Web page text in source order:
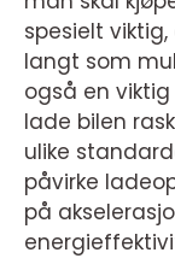
spesielt
langt som
også en
lade bilen
ulike
påvirke
på